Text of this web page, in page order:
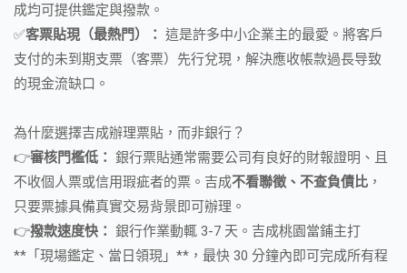
成均可提供鑑定與撥款。
✅客票貼現（最熱門）： 這是許多中小企業主的最愛。將客戶
支付的未到期支票（客票）先行兌現，解決應收帳款過長导致
的現金流缺口。
為什麼選擇吉成辦理票貼，而非銀行？
👉審核門檻低： 銀行票貼通常需要公司有良好的財報證明、且
不收個人票或信用瑕疵者的票。吉成不看聯徵、不查負債比 ，
只要票據具備真實交易背景即可辦理。
👉撥款速度快： 銀行作業動輒 3-7 天。吉成桃園當鋪主打
**「現場鑑定、當日領現」**，最快 30 分鐘內即可完成所有程